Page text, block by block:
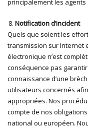
principalement les
Notification d’incident
Quels que soient les
transmission sur Internet
électronique n’est
conséquence pas
connaissance d’une
utilisateurs concernés
appropriées. Nos
compte de nos
national ou européen.